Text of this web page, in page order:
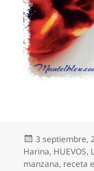
Publicado
el
3 septiembre,
Harina, HUEVOS,
manzana, receta